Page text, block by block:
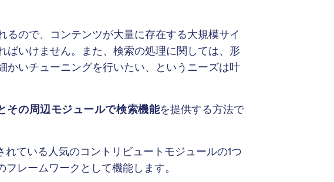
るので、コンテンツが大量に存在する大規模サイ
ばいけません。また、検索の処理に関しては、形
かいチューニングを行いたい、というニーズは叶
その周辺モジュールで検索機能を提供する方法で
ている人気のコントリビュートモジュールの1つ
レームワークとして機能します。